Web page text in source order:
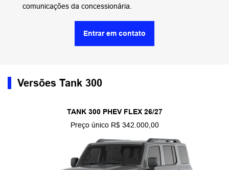
comunicações da concessionária.
Entrar em contato
Versões Tank 300
TANK 300 PHEV FLEX 26/27
Preço único R$ 342.000,00